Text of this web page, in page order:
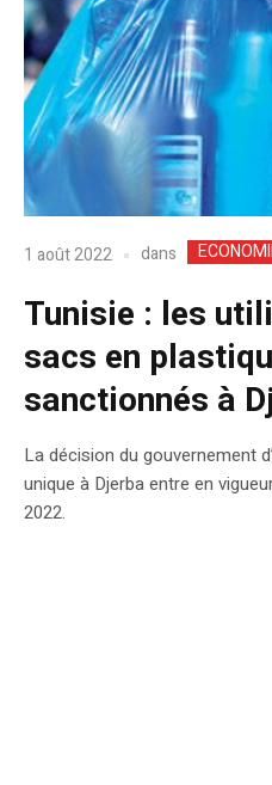
1 août 2022 dans
Tunisie : les
sacs en
sanctionnés à
La décision du gouvernement
unique à Djerba entre en
2022.